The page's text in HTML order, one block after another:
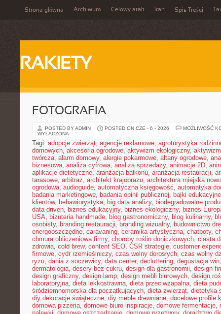
Strona główna Archiwum Celowy atak Iran Spis Treści
RAKIETY
FOTOGRAFIA
POSTED BY ADMIN POSTED ON CZE - 6 - 2026
MOŻLIWOŚĆ
WYŁĄCZONA
Tagi: adopcje zwierząt, agencje reklamowe, agroturystyka
domowych, akcesoria ogrodowe, aktywizm ekologiczny,
twórcza, alarm domowy, alergie pokarmowe, altany ogrodowe,
biznesowa, analiza cyfrowa, analiza sprzedaży, animacje 2D,
aplikacje dietetyczne, aranżacja balkonu, aranżacja restauracji,
tarasowe, arbitraż, architekt krajobrazu, architektura miejska
ogrodowa, audioguide, automatyczna księgowość, automatyka
badania marketingowe, badania opinii publicznej, bajki edukacyjne
klientów, behawiorystyka, big data analizy, biodegradowalne
data-driven, biznes edukacyjny, biznes ekologiczny, biznes
USA, bizuteria handmade, blog gastronomiczny, blog kulinarny,
osobisty, branding restauracji, branding wizualny, budownictwo
energooszczędne, caravaning, ceramika artystyczna, chatboty,
chmura obliczeniowa firmy, choroby roślin doniczkowych, ciasta
zdrowia, cold brew, content SEO, CSR strategie, customer
firmowe, cydr rzemieślniczy, czas wolny dorosłych, czas wolny
ryżu, dania z soczewicy, data center, decluttering, degustacja win
dermatologia, desery bez cukru, design dla gastronomii, design
design graficzny, design lamp, design mebli biurowych, design
laboratoryjna, dieta lekkostrawna, dieta przeciwzapalna, dieta
śródziemnomorska dla początkujących, dieta zwierząt, dietetyka
diy dekoracje świąteczne, diy meble drewniane, docelowe profile
domowa pizzeria, domowe biuro inspiracje, domowe fermentacje,